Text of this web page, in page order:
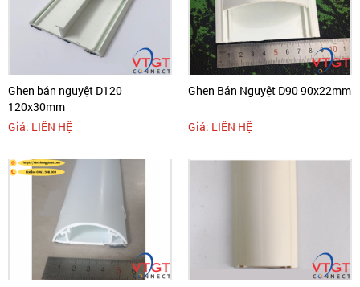
Ghen bán nguyệt D120
120x30mm
Giá: LIÊN HỆ
Ghen Bán Nguyệt D90 90x22mm
Giá: LIÊN HỆ